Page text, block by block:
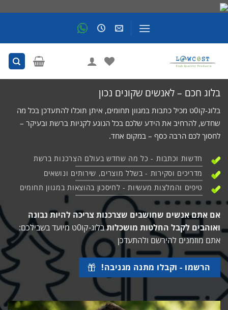
בלוג חכם – לאנשים שקונים נכון
בלוג-קו0ט מכיל כתבות במגוון תחומים, איתן תוכלו להתעדכן בכל מה
שחדש, להרחיב את הידע שלכם בכל הנוגע לקניות ברשת ובעיקר –
לחסוך לכם הרבה כסף – במקום אחד.
חדשות וכתבות - כל מה שחדש בעולם הצרכנות ברשת
מדריכים וסקירות - בשלל מוצרים, שירותים ונושאים
טיפים והמלצות מעשיות - לחיסכון בהוצאות במגוון תחומים
אם אתם אנשים שחושבים שצרכנות צריכה להיות נבונה
ואוהבים לקבל החלטות מושכלות
בלוג-קו0ט מיועד בשבילכם:
אתם מוזמנים להירשם ולהתעדכן
הרשמו - וקבלו מתנה מגניבה!